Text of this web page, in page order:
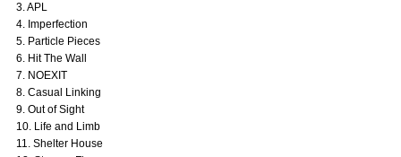
3. APL
4. Imperfection
5. Particle Pieces
6. Hit The Wall
7. NOEXIT
8. Casual Linking
9. Out of Sight
10. Life and Limb
11. Shelter House